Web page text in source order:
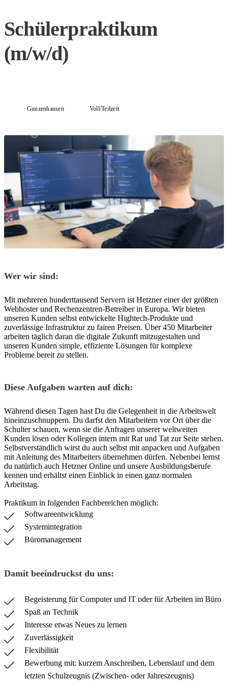
Schülerpraktikum
(m/w/d)
Gunzenhausen Voll/Teilzeit
Wer wir sind:
Mit mehreren hunderttausend Servern ist Hetzner einer der größten
Webhoster und Rechenzentren-Betreiber in Europa. Wir bieten
unseren Kunden selbst entwickelte Hightech-Produkte und
zuverlässige Infrastruktur zu fairen Preisen. Über 450 Mitarbeiter
arbeiten täglich daran die digitale Zukunft mitzugestalten und
unseren Kunden simple, effiziente Lösungen für komplexe
Probleme bereit zu stellen.
Diese Aufgaben warten auf dich:
Während diesen Tagen hast Du die Gelegenheit in die Arbeitswelt
hineinzuschnuppern. Du darfst den Mitarbeitern vor Ort über die
Schulter schauen, wenn sie die Anfragen unserer weltweiten
Kunden lösen oder Kollegen intern mit Rat und Tat zur Seite stehen.
Selbstverständlich wirst du auch selbst mit anpacken und Aufgaben
mit Anleitung des Mitarbeiters übernehmen dürfen. Nebenbei lernst
du natürlich auch Hetzner Online und unsere Ausbildungsberufe
kennen und erhältst einen Einblick in einen ganz normalen
Arbeitstag.
Praktikum in folgenden Fachbereichen möglich:
Softwareentwicklung
Systemintegration
Büromanagement
Damit beeindruckst du uns:
Begeisterung für Computer und IT oder für Arbeiten im Büro
Spaß an Technik
Interesse etwas Neues zu lernen
Zuverlässigkeit
Flexibilität
Bewerbung mit: kurzem Anschreiben, Lebenslauf und dem
letzten Schulzeugnis (Zwischen- oder Jahreszeugnis)